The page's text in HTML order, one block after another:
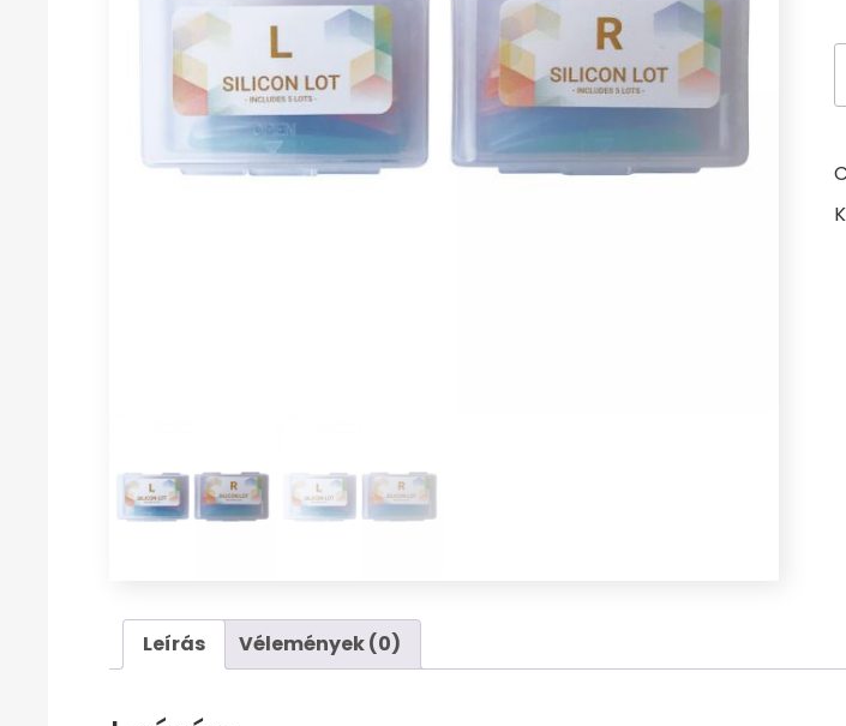
Leírás Vélemények (0)